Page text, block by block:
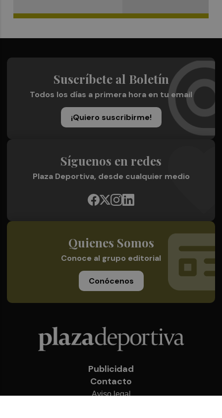
Suscríbete al Boletín
Todos los días a primera hora en tu email
¡Quiero suscribirme!
Síguenos en redes
Plaza Deportiva, desde cualquier medio
Quienes Somos
Conoce al grupo editorial
Conócenos
Publicidad
Contacto
Aviso legal